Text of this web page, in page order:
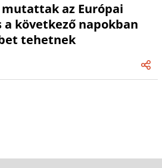
az Európai
a következő napokban
tehetnek